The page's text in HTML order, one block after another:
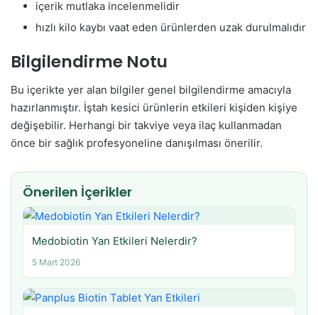
içerik mutlaka incelenmelidir
hızlı kilo kaybı vaat eden ürünlerden uzak durulmalıdır
Bilgilendirme Notu
Bu içerikte yer alan bilgiler genel bilgilendirme amacıyla
hazırlanmıştır. İştah kesici ürünlerin etkileri kişiden kişiye
değişebilir. Herhangi bir takviye veya ilaç kullanmadan
önce bir sağlık profesyoneline danışılması önerilir.
Önerilen İçerikler
Medobiotin Yan Etkileri Nelerdir?
5 Mart 2026